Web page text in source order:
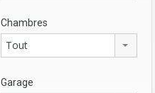
Chambres
Tout
Garage